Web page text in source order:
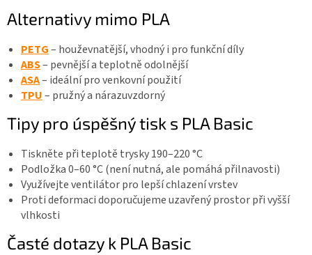
Alternativy mimo PLA
PETG– houževnatější, vhodný i pro funkční díly
ABS– pevnější a teplotně odolnější
ASA– ideální pro venkovní použití
TPU– pružný a nárazuvzdorný
Tipy pro úspěšný tisk s PLA Basic
Tiskněte při teplotě trysky 190–220 °C
Podložka 0–60 °C (není nutná, ale pomáhá přilnavosti)
Využívejte ventilátor pro lepší chlazení vrstev
Proti deformaci doporučujeme uzavřený prostor při vyšší
vlhkosti
Časté dotazy k PLA Basic